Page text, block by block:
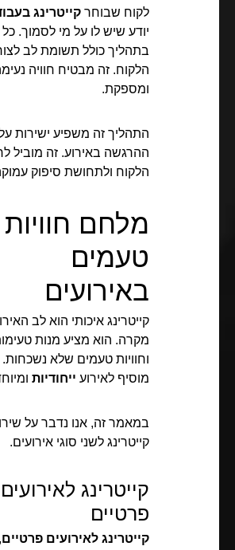
לקוח שבוחר קייטרינג
יודע שיש לו על מי לסמוך.
בתהליך כולל תשומת לב
הלקוח. זה מבטיח חוויה
ומספקת.
התהליך זה משפיע ישירות
ההרגשה באירוע. זה מוביל
הלקוח ולתחושת סיפוק
מלחם חוויות
טעמים
באירועים
קייטרינג איכותי הוא לב
מקרה. הוא מציע מנות
וחוויות טעמים שלא נשכחות.
מוסיף לאירוע ייחודיות
במאמר זה, אנו נדבר על
קייטרינג לשני סוגי אירועים.
קייטרינג לאירועים
פרטיים
קייטרינג לאירועים פרטיים